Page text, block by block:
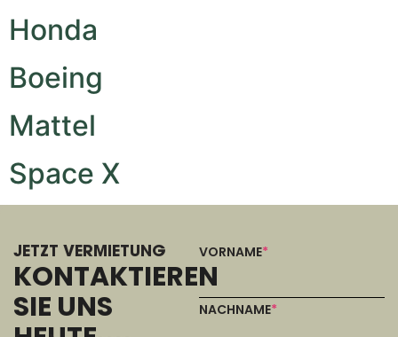
Honda
Boeing
Mattel
Space X
JETZT VERMIETUNG
KONTAKTIEREN
SIE UNS
VORNAME*
NACHNAME*